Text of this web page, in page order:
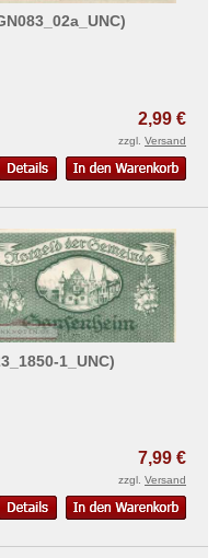
2,99 €
zzgl. Versand
1_UNC)
7,99 €
zzgl. Versand